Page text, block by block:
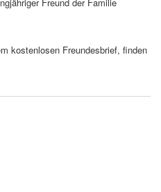
kostenlosen Freundesbrief, finden